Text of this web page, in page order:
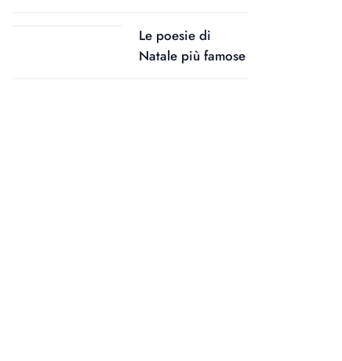
Le poesie di
Natale più famose